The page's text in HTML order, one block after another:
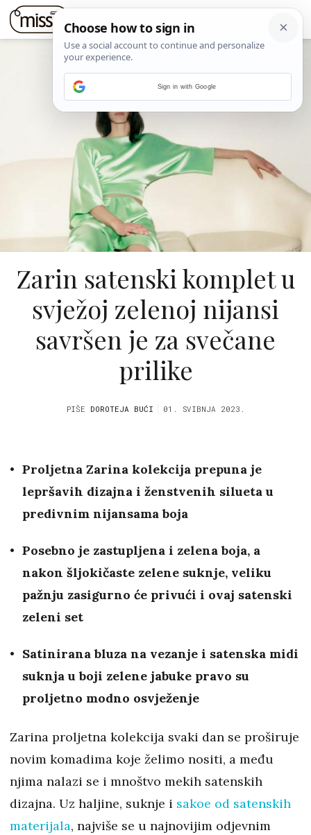
Zarin satenski komplet u
svježoj zelenoj nijansi
savršen je za svečane
prilike
PIŠE DOROTEJA BUĆI 01. SVIBNJA 2023.
Proljetna Zarina kolekcija prepuna je
lepršavih dizajna i ženstvenih silueta u
predivnim nijansama boja
Posebno je zastupljena i zelena boja, a
nakon šljokičaste zelene suknje, veliku
pažnju zasigurno će privući i ovaj satenski
zeleni set
Satinirana bluza na vezanje i satenska midi
suknja u boji zelene jabuke pravo su
proljetno modno osvježenje
Zarina proljetna kolekcija svaki dan se proširuje
novim komadima koje želimo nositi, a među
njima nalazi se i mnoštvo mekih satenskih
dizajna. Uz haljine, suknje i sakoe od satenskih
materijala, najviše se u najnovijim odjevnim
Sign in with Google